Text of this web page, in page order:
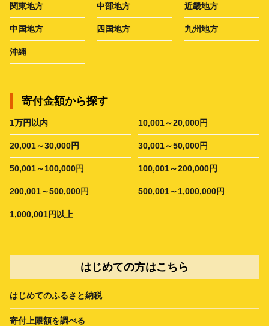
関東地方 中部地方 近畿地方
中国地方 四国地方 九州地方
沖縄
寄付金額から探す
1万円以内 10,001～20,000円
20,001～30,000円 30,001～50,000円
50,001～100,000円 100,001～200,000円
200,001～500,000円 500,001～1,000,000円
1,000,001円以上
はじめての方はこちら
はじめてのふるさと納税
寄付上限額を調べる